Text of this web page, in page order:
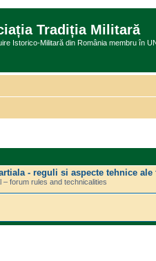
Tradiția Militară
Istorico-Militară din România membru în
- reguli si aspecte tehnice
– forum rules and technicalities